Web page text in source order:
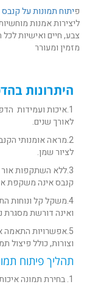
פיתוח תמונות על קנבס
ליצירות אמנות
צבע, חיים ואישיות
מזמין ומעורר
היתרונות
1.איכות ועמידות
לאורך שנים.
2.מראה אומנותי
לציור שמן.
3.ללא השתקפות
קנבס אינה משקפת
4.משקל קל ונוחות
ואינה דורשת מסגרת
5.אפשרויות התאמה
וצורות, כולל פיצול
תהליך פיתוח
1. בחירת תמונה איכותית